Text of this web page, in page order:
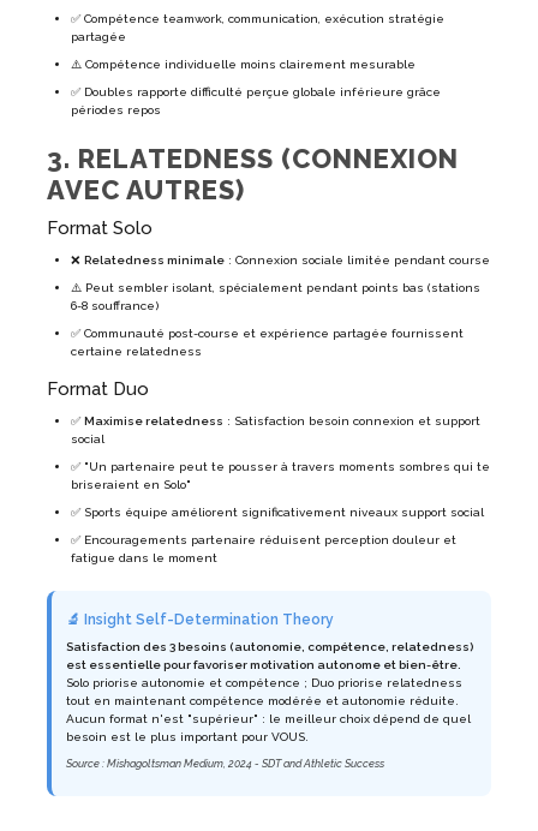
✅ Compétence teamwork, communication, exécution stratégie
partagée
⚠️ Compétence individuelle moins clairement mesurable
✅ Doubles rapporte difficulté perçue globale inférieure grâce
périodes repos
3. RELATEDNESS (CONNEXION
AVEC AUTRES)
Format Solo
❌ Relatedness minimale : Connexion sociale limitée pendant course
⚠️ Peut sembler isolant, spécialement pendant points bas (stations
6-8 souffrance)
✅ Communauté post-course et expérience partagée fournissent
certaine relatedness
Format Duo
✅Maximise relatedness : Satisfaction besoin connexion et support
social
✅ "Un partenaire peut te pousser à travers moments sombres qui te
briseraient en Solo"
✅ Sports équipe améliorent significativement niveaux support social
✅ Encouragements partenaire réduisent perception douleur et
fatigue dans le moment
🔬 Insight Self-Determination Theory
Satisfaction des 3 besoins (autonomie, compétence, relatedness)
est essentielle pour favoriser motivation autonome et bien-être.
Solo priorise autonomie et compétence ; Duo priorise relatedness
tout en maintenant compétence modérée et autonomie réduite.
Aucun format n'est "supérieur" : le meilleur choix dépend de quel
besoin est le plus important pour VOUS.
Source : Mishagoltsman Medium, 2024 - SDT and Athletic Success